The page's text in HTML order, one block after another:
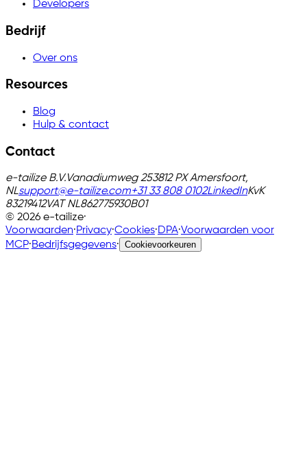
Developers
Bedrijf
Over ons
Resources
Blog
Hulp & contact
Contact
e-tailize B.V.Vanadiumweg 253812 PX Amersfoort,
NLsupport@e-tailize.com+31 33 808 0102LinkedInKvK
83219412VAT NL862775930B01
© 2026 e-tailize·
Voorwaarden·Privacy·Cookies·DPA·Voorwaarden voor
MCP·Bedrijfsgegevens· Cookievoorkeuren